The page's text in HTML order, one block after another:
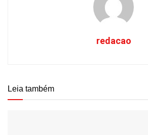
redacao
Leia também